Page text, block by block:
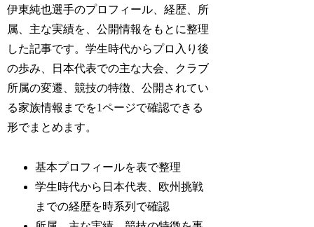
伊東純也選手のプロフィール、経歴、所
属、主な実績を、公開情報をもとに整理
した記事です。学生時代からプロ入り後
の歩み、日本代表での主な大会、クラブ
所属の変遷、競技の特徴、公開されてい
る家族情報までを1ページで確認できる
形でまとめます。
基本プロフィールを表で整理
学生時代から日本代表、欧州挑戦
までの経歴を時系列で確認